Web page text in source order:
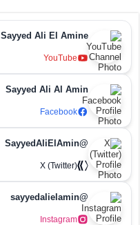
Sayyed Ali El Amine
YouTube
Sayyed Ali Al Amin
Facebook
@SayyedAliElAmin
X (Twitter)
@sayyedalielamin
Instagram